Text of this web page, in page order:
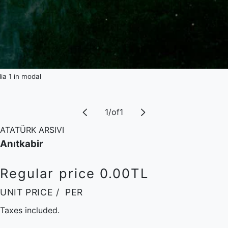
1 in modal
1/of1
ATATÜRK ARSIVI
Anıtkabir
Regular price 0.00TL
UNIT PRICE / PER
Taxes included.